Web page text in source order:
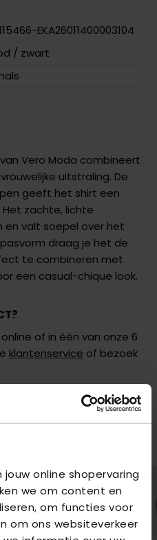
online shopervaring
we om content en
om functies voor
om ons websiteverkeer
EKA26011400003104
/ zwart
Vero Moda combineert
uitstraling. De
geeft het shirt een
zachte, lichte
valt soepel over het
draag je het de
te combineren met
een casual-chique look.
of in één van onze 6
klantenservice of bezoek
JOU